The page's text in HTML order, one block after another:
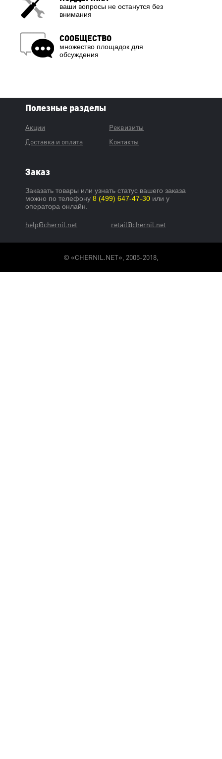
ваши вопросы не останутся без
внимания
СООБЩЕСТВО
множество площадок для
обсуждения
Полезные разделы
Акции
Доставка и оплата
Реквизиты
Контакты
Заказ
Заказать товары или узнать статус вашего заказа
можно по телефону8 (499) 647-47-30 или у
оператора онлайн.
help@chernil.net retail@chernil.net
© «CHERNIL.NET», 2005-2018,